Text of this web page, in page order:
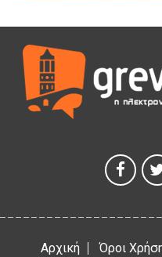
ΕΥΧΑΡΙΣΤΙΕΣ
4 Αυγούστου 2026
Έκτακτη χρηματοδότηση
Αρχική Όροι